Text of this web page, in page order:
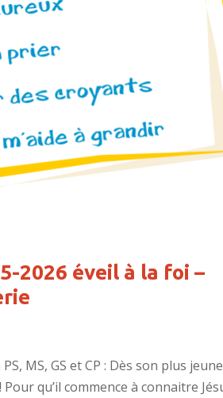
2026 éveil à la foi –
MS, GS et CP : Dès son plus jeune
qu’il commence à connaitre